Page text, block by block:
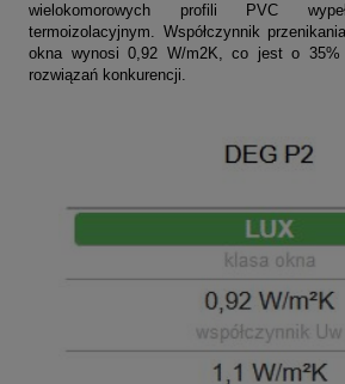
wielokomorowych profili PVC
termoizolacyjnym. Współczynnik
okna wynosi 0,92 W/m2K, co jest o 35%
rozwiązań konkurencji.